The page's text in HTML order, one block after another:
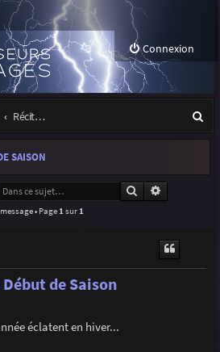
Connexion
Récits et photos d'orages
e
SAISON
Rechercher
• Page 1 sur 1
de Saison
éclatent en hiver...